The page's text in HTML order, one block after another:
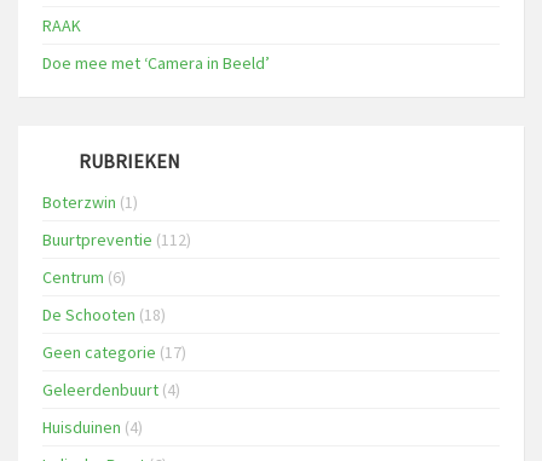
RAAK
Doe mee met ‘Camera in Beeld’
RUBRIEKEN
Boterzwin (1)
Buurtpreventie (112)
Centrum (6)
De Schooten (18)
Geen categorie (17)
Geleerdenbuurt (4)
Huisduinen (4)